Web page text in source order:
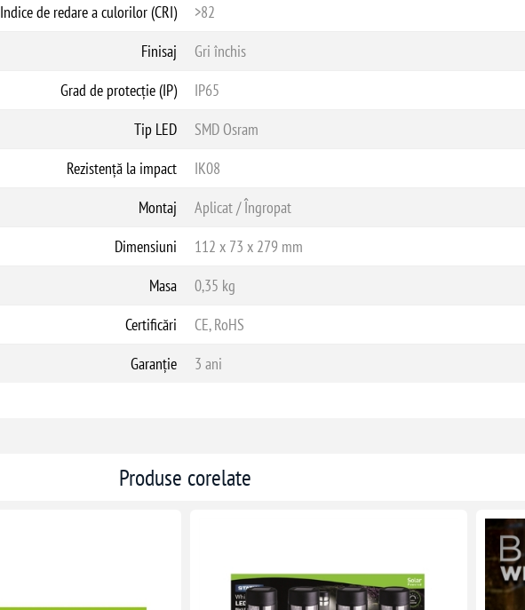
Indice de redare a culorilor (CRI)
>82
Finisaj
Gri închis
Grad de protecție (IP)
IP65
Tip LED
SMD Osram
Rezistență la impact
IK08
Montaj
Aplicat / Îngropat
Dimensiuni
112 x 73 x 279 mm
Masa
0,35 kg
Certificări
CE, RoHS
Garanție
3 ani
Produse corelate